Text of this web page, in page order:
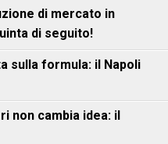
di mercato in
di seguito!
sulla formula: il Napoli
non cambia idea: il